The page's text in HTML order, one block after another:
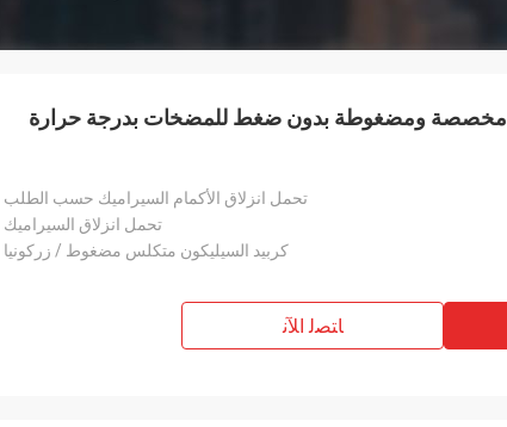
جلبة محمل انزلاقي SSIC مخصصة ومضغوطة بدون ضغط للمضخات بدرجة حرارة
تحمل انزلاق الأكمام السيراميك حسب الطلب
تحمل انزلاق السيراميك
كربيد السيليكون متكلس مضغوط / زركونيا
ﺎﺘﺼﻟ ﺍﻶﻧ